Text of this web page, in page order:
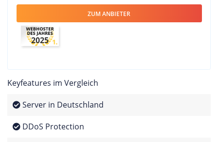
ZUM ANBIETER
2025
Keyfeatures im Vergleich
Server in Deutschland
DDoS Protection